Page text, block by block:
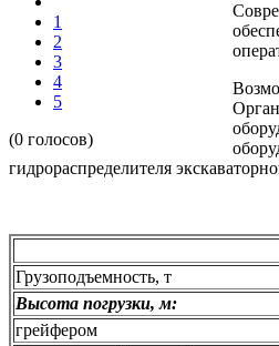
1
2
3
4
5
(0 голосов)
гидрораспределителя
Грузоподъемность, т
Высота погрузки, м:
грейфером